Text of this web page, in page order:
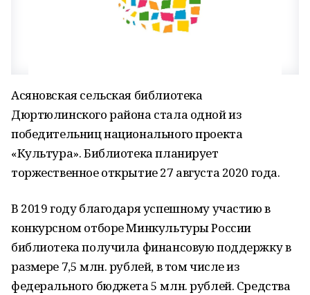
Асяновская сельская библиотека
Дюртюлинского района стала одной из
победительниц национального проекта
«Культура». Библиотека планирует
торжественное открытие 27 августа 2020 года.
В 2019 году благодаря успешному участию в
конкурсном отборе Минкультуры России
библиотека получила финансовую поддержку в
размере 7,5 млн. рублей, в том числе из
федерального бюджета 5 млн. рублей. Средства